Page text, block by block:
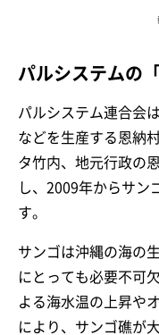
パルシステムの
パルシステム連合会
などを生産する恩納
タ竹内、地元行政の
し、2009年からサン
す。
サンゴは沖縄の海の
にとっても必要不可
よる海水温の上昇や
により、サンゴ礁が